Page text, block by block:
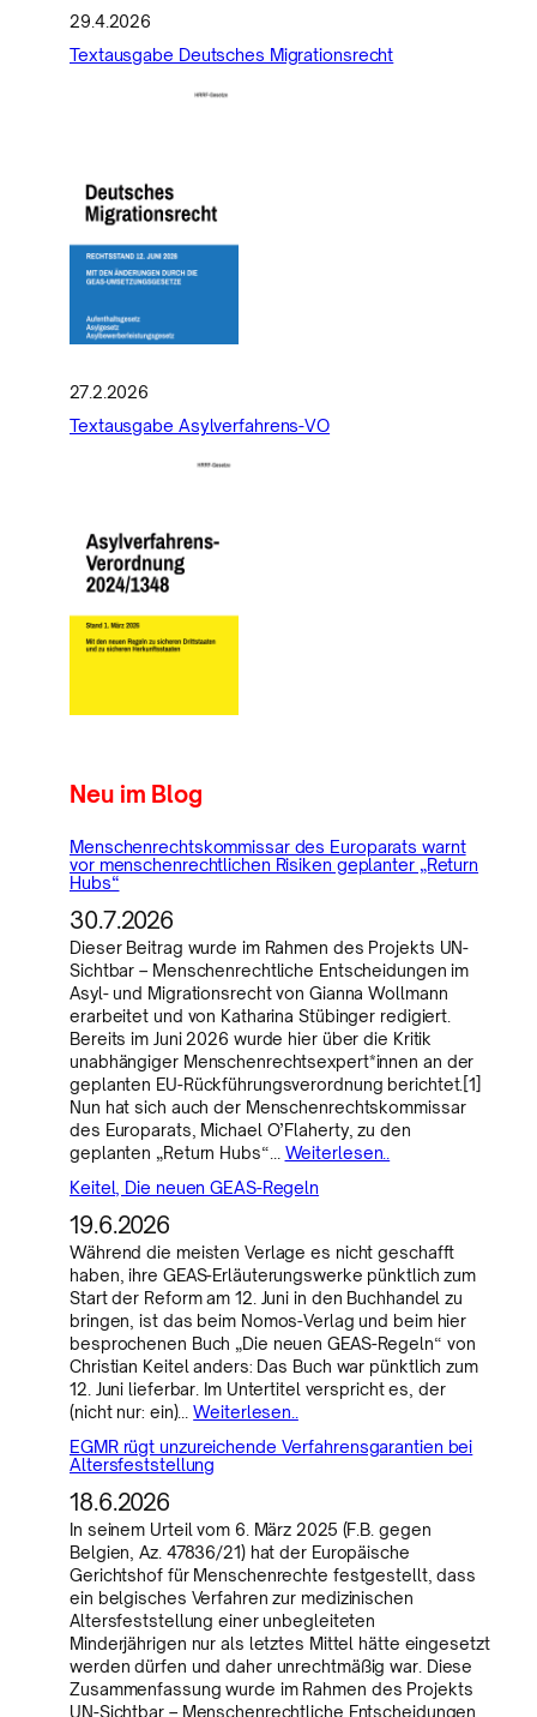
29.4.2026
Textausgabe Deutsches Migrationsrecht
27.2.2026
Textausgabe Asylverfahrens-VO
Neu im Blog
Menschenrechtskommissar des Europarats warnt
vor menschenrechtlichen Risiken geplanter „Return
Hubs“
30.7.2026
Dieser Beitrag wurde im Rahmen des Projekts UN-
Sichtbar – Menschenrechtliche Entscheidungen im
Asyl- und Migrationsrecht von Gianna Wollmann
erarbeitet und von Katharina Stübinger redigiert.
Bereits im Juni 2026 wurde hier über die Kritik
unabhängiger Menschenrechtsexpert*innen an der
geplanten EU-Rückführungsverordnung berichtet.[1]
Nun hat sich auch der Menschenrechtskommissar
des Europarats, Michael O’Flaherty, zu den
geplanten „Return Hubs“… Weiterlesen..
Keitel, Die neuen GEAS-Regeln
19.6.2026
Während die meisten Verlage es nicht geschafft
haben, ihre GEAS-Erläuterungswerke pünktlich zum
Start der Reform am 12. Juni in den Buchhandel zu
bringen, ist das beim Nomos-Verlag und beim hier
besprochenen Buch „Die neuen GEAS-Regeln“ von
Christian Keitel anders: Das Buch war pünktlich zum
12. Juni lieferbar. Im Untertitel verspricht es, der
(nicht nur: ein)…Weiterlesen..
EGMR rügt unzureichende Verfahrensgarantien bei
Altersfeststellung
18.6.2026
In seinem Urteil vom 6. März 2025 (F.B. gegen
Belgien, Az. 47836/21) hat der Europäische
Gerichtshof für Menschenrechte festgestellt, dass
ein belgisches Verfahren zur medizinischen
Altersfeststellung einer unbegleiteten
Minderjährigen nur als letztes Mittel hätte eingesetzt
werden dürfen und daher unrechtmäßig war. Diese
Zusammenfassung wurde im Rahmen des Projekts
UN-Sichtbar – Menschenrechtliche Entscheidungen